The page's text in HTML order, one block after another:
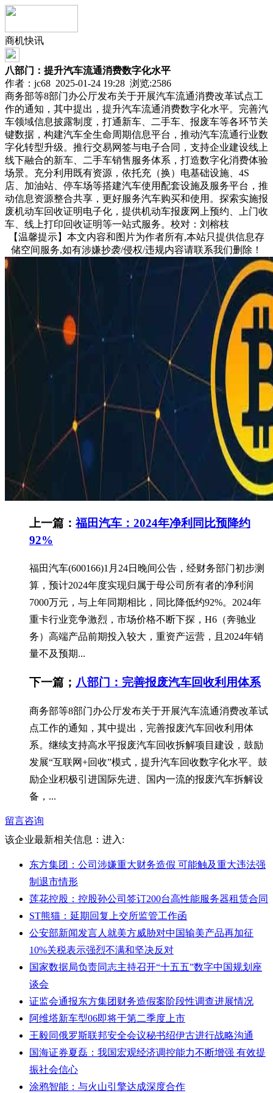
商机快讯
八部门：提升汽车流通消费数字化水平
作者：jc68 2025-01-24 19:28 浏览:2586
商务部等8部门办公厅发布关于开展汽车流通消费改革试点工
作的通知，其中提出，提升汽车流通消费数字化水平。完善汽
车领域信息披露制度，打通新车、二手车、报废车等各环节关
键数据，构建汽车全生命周期信息平台，推动汽车流通行业数
字化转型升级。推行交易网签与电子合同，支持企业建设线上
线下融合的新车、二手车销售服务体系，打造数字化消费体验
场景。充分利用既有资源，依托充（换）电基础设施、4S
店、加油站、停车场等搭建汽车使用配套设施及服务平台，推
动信息资源整合共享，更好服务汽车购买和使用。探索实施报
废机动车回收证明电子化，提供机动车报废网上预约、上门收
车、线上打印回收证明等一站式服务。校对：刘榕枝
【温馨提示】本文内容和图片为作者所有,本站只提供信息存
储空间服务,如有涉嫌抄袭/侵权/违规内容请联系我们删除！
上一篇：福田汽车：2024年净利同比预降约
92%
福田汽车(600166)1月24日晚间公告，经财务部门初步测
算，预计2024年度实现归属于母公司所有者的净利润
7000万元，与上年同期相比，同比降低约92%。2024年
重卡行业竞争激烈，市场价格不断下探，H6（奔驰业
务）高端产品前期投入较大，重资产运营，且2024年销
量不及预期...
下一篇； 八部门：完善报废汽车回收利用体系
商务部等8部门办公厅发布关于开展汽车流通消费改革试
点工作的通知，其中提出，完善报废汽车回收利用体
系。继续支持高水平报废汽车回收拆解项目建设，鼓励
发展“互联网+回收”模式，提升汽车回收数字化水平。鼓
励企业积极引进国际先进、国内一流的报废汽车拆解设
备，...
留言咨询
该企业最新相关信息： 进入:
东方集团：公司涉嫌重大财务造假 可能触及重大违法强
制退市情形
莲花控股：控股孙公司签订200台高性能服务器租赁合同
ST熊猫：延期回复上交所监管工作函
公安部新闻发言人就美方威胁对中国输美产品再加征
10%关税表示强烈不满和坚决反对
国家数据局负责同志主持召开“十五五”数字中国规划座
谈会
证监会通报东方集团财务造假案阶段性调查进展情况
阿维塔新车型06即将于第二季度上市
王毅同俄罗斯联邦安全会议秘书绍伊古进行战略沟通
国海证券夏磊：我国宏观经济调控能力不断增强 有效提
振社会信心
涂鸦智能：与火山引擎达成深度合作